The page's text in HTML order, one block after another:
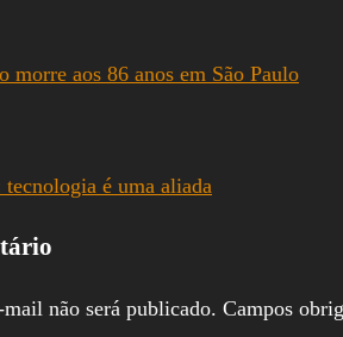
morre aos 86 anos em São Paulo
é uma aliada
não será publicado. Campos